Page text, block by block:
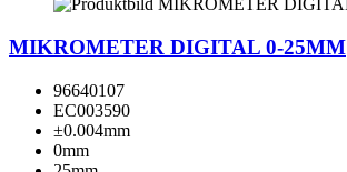
MIKROMETER DIGITAL 0-25MM
96640107
EC003590
±0.004mm
0mm